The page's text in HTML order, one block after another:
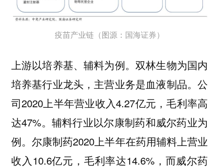
疫苗产业链（图源：国海证券）
上游以培养基、辅料为例。双林生物为国内
培养基行业龙头，主营业务是血液制品。公
司2020上半年营业收入4.27亿元，毛利率高
达47%。辅料行业以尔康制药和威尔药业为
例。尔康制药2020上半年在药用辅料上营业
收入10.6亿元，毛利率达14.6%，而威尔药